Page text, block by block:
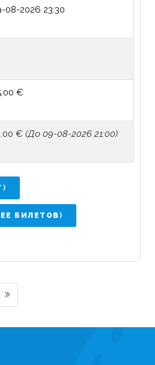
08-2026 23:30
€
€ (До 09-08-2026 21:00)
)
БИЛЕТОВ)